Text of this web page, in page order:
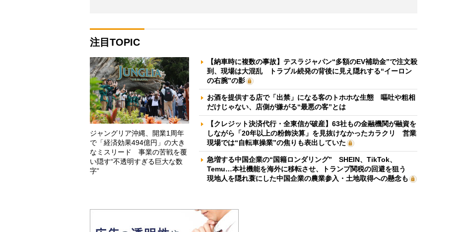
注目TOPIC
ジャングリア沖縄、開業1周年
で「経済効果494億円」の大き
なミスリード 事業の苦戦を覆
い隠す“不透明すぎる巨大な数
字”
【納車時に複数の事故】テスラジャパン“多額のEV補助金”で注文殺
到、現場は大混乱 トラブル続発の背後に見え隠れする“イーロン
の右腕”の影
お酒を提供する店で「出禁」になる客のトホホな生態 嘔吐や粗相
だけじゃない、店側が嫌がる“最悪の客”とは
【クレジット決済代行・全東信が破産】63社もの金融機関が融資を
しながら「20年以上の粉飾決算」を見抜けなかったカラクリ 営業
現場では“自転車操業”の焦りも表出していた
急増する中国企業の“国籍ロンダリング” SHEIN、TikTok、
Temu…本社機能を海外に移転させ、トランプ関税の回避を狙う
現地人を隠れ蓑にした中国企業の農業参入・土地取得への懸念も